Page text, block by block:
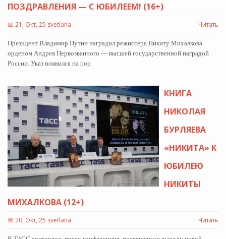
ПОЗДРАВЛЕНИЯ — С ЮБИЛЕЕМ! (16+)
📅 21, Окт, 25 svetlana Читать
Президент Владимир Путин наградил режиссера Никиту Михалкова
орденом Андрея Первозванного — высшей государственной наградой
России. Указ появился на пор
КНИГА
НИКОЛАЯ
БУРЛЯЕВА
«НИКИТА» К
ЮБИЛЕЮ
НИКИТЫ
МИХАЛКОВА (12+)
📅 20, Окт, 25 svetlana Читать